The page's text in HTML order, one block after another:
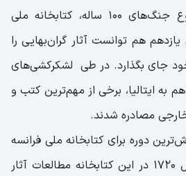
ایجاد کرد. در زمان وقوع جنگ‌های 100 ساله، کتابخانه ملی
هم توانست آثار گران‌بهایی را
جای بگذارد. در طی لشکرکشی‌های
به ایتالیا، برخی از مهم‌ترین کتب و
مصادره شدند.
ارزش‌ترین دوره برای کتابخانه ملی فرانسه
است. در این قرن از سال 1720 در این کتابخانه مطالعات آثار